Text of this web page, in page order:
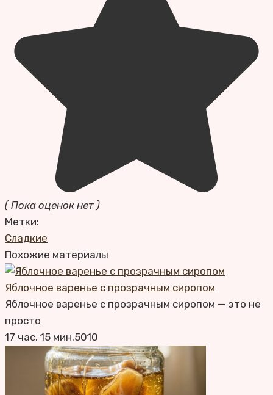
( Пока оценок нет )
Метки:
Сладкие
Похожие материалы
Яблочное варенье с прозрачным сиропом
Яблочное варенье с прозрачным сиропом — это не
просто
17 час. 15 мин.5010